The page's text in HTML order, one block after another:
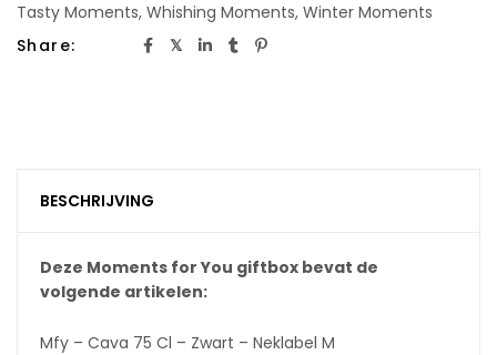
Tasty Moments, Whishing Moments, Winter Moments
Share:
BESCHRIJVING
Deze Moments for You giftbox bevat de
volgende artikelen:
Mfy – Cava 75 Cl – Zwart – Neklabel M